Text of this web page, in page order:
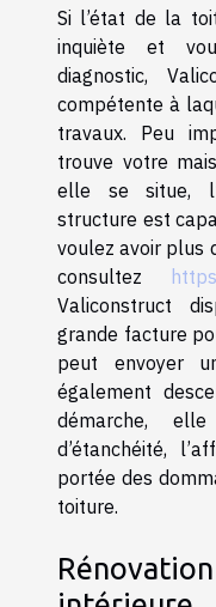
Si l’état de la
inquiète et
diagnostic,
compétente à
travaux. Peu
trouve votre
elle se situe,
structure est
voulez avoir plus
consultez
Valiconstruct
grande facture
peut envoyer
également
démarche,
d’étanchéité,
portée des
toiture.